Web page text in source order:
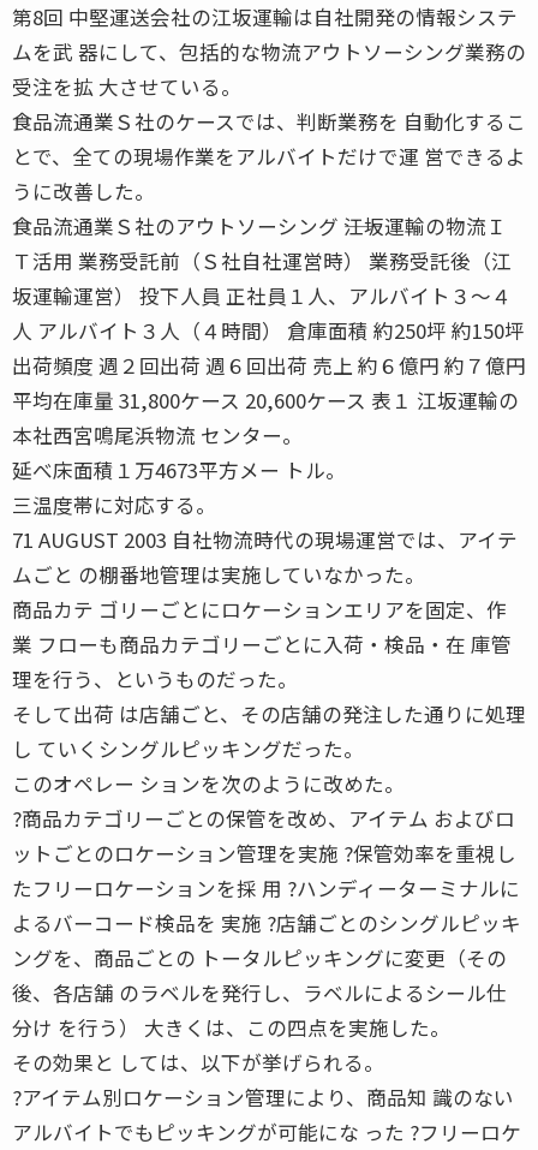
第8回 中堅運送会社の江坂運輸は自社開発の情報システ
ムを武 器にして、包括的な物流アウトソーシング業務の
受注を拡 大させている。
食品流通業Ｓ社のケースでは、判断業務を 自動化するこ
とで、全ての現場作業をアルバイトだけで運 営できるよ
うに改善した。
食品流通業Ｓ社のアウトソーシング ――江坂運輸の物流Ｉ
Ｔ活用 業務受託前（Ｓ社自社運営時） 業務受託後（江
坂運輸運営） 投下人員 正社員１人、アルバイト３〜４
人 アルバイト３人（４時間） 倉庫面積 約250坪 約150坪
出荷頻度 週２回出荷 週６回出荷 売上 約６億円 約７億円
平均在庫量 31,800ケース 20,600ケース 表１ 江坂運輸の
本社西宮鳴尾浜物流 センター。
延べ床面積１万4673平方メー トル。
三温度帯に対応する。
71 AUGUST 2003 自社物流時代の現場運営では、アイテ
ムごと の棚番地管理は実施していなかった。
商品カテ ゴリーごとにロケーションエリアを固定、作
業 フローも商品カテゴリーごとに入荷・検品・在 庫管
理を行う、というものだった。
そして出荷 は店舗ごと、その店舗の発注した通りに処理
し ていくシングルピッキングだった。
このオペレー ションを次のように改めた。
?商品カテゴリーごとの保管を改め、アイテム およびロ
ットごとのロケーション管理を実施 ?保管効率を重視し
たフリーロケーションを採 用 ?ハンディーターミナルに
よるバーコード検品を 実施 ?店舗ごとのシングルピッキ
ングを、商品ごとの トータルピッキングに変更（その
後、各店舗 のラベルを発行し、ラベルによるシール仕
分け を行う） 大きくは、この四点を実施した。
その効果と しては、以下が挙げられる。
?アイテム別ロケーション管理により、商品知 識のない
アルバイトでもピッキングが可能にな った ?フリーロケ